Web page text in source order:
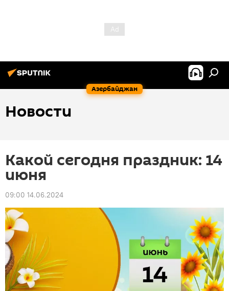
Азербайджан
Новости
Какой сегодня праздник: 14
июня
09:00 14.06.2024